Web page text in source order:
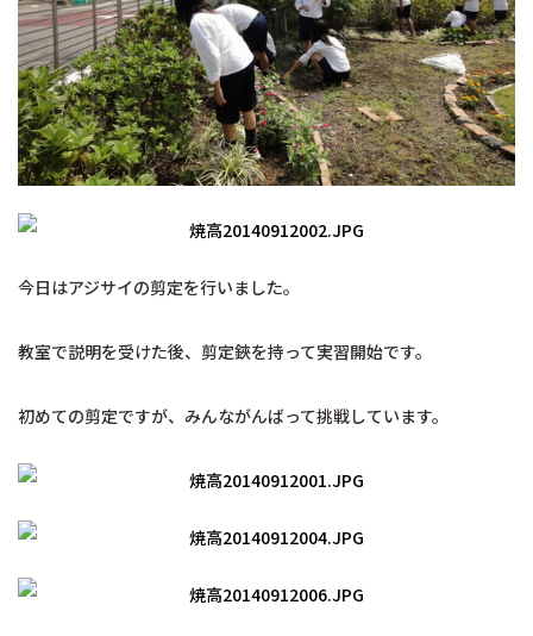
今日はアジサイの剪定を行いました。
教室で説明を受けた後、剪定鋏を持って実習開始です。
初めての剪定ですが、みんながんばって挑戦しています。